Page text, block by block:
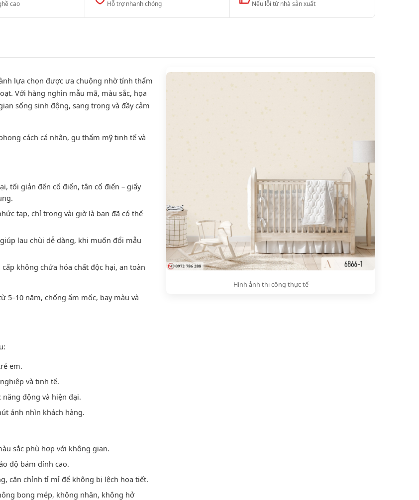
cao Hỗ trợ nhanh chóng Nếu lỗi từ nhà sản xuất
lựa chọn được ưa chuộng nhờ tính thẩm
Với hàng nghìn mẫu mã, màu sắc, họa
sống sinh động, sang trọng và đầy cảm
cách cá nhân, gu thẩm mỹ tinh tế và
tối giản đến cổ điển, tân cổ điển – giấy
tạp, chỉ trong vài giờ là bạn đã có thể
lau chùi dễ dàng, khi muốn đổi mẫu
không chứa hóa chất độc hại, an toàn
5–10 năm, chống ẩm mốc, bay màu và
em.
và tinh tế.
năng động và hiện đại.
ánh nhìn khách hàng.
sắc phù hợp với không gian.
độ bám dính cao.
căn chỉnh tỉ mỉ để không bị lệch họa tiết.
bong mép, không nhăn, không hở
Hình ảnh thi công thực tế